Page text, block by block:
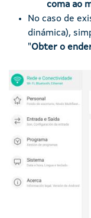
coma ao
No caso de
dinámica),
"Obter o
Imaxe